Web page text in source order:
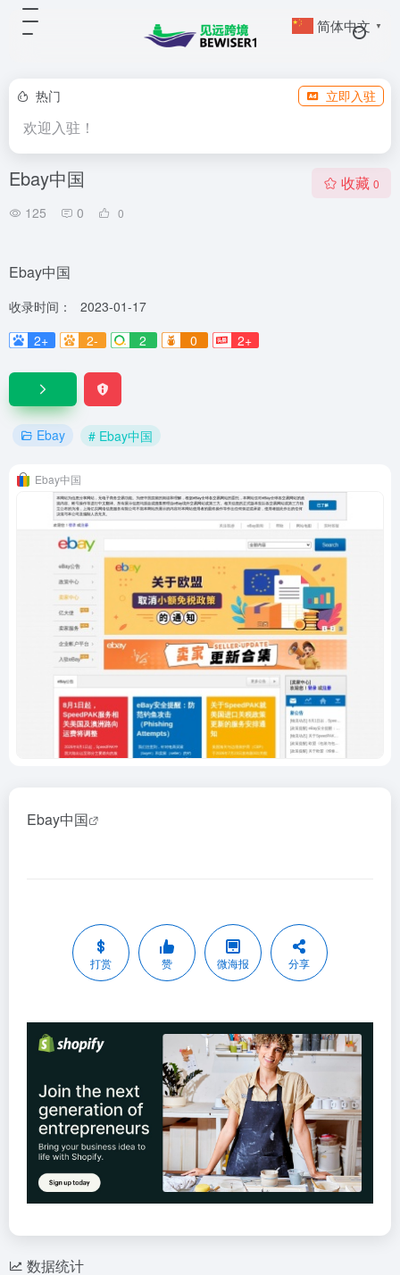
热门 立即入驻
欢迎入驻！
Ebay中国
125 0 0
收藏 0
Ebay中国
收录时间：
2023-01-17
2+
2- 2 0 2+
Ebay # Ebay中国
Ebay中国
Ebay中国
打赏 赞 微海报 分享
数据统计
简体中文 ▼